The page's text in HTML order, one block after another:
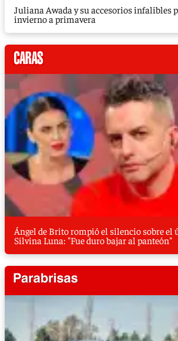
Juliana Awada y su accesorios infalibles
invierno a primavera
Ángel de Brito rompió el silencio sobre el
Silvina Luna: "Fue duro bajar al panteón"